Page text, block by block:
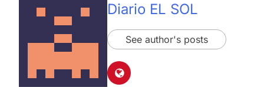
Diario EL SOL
See author's posts